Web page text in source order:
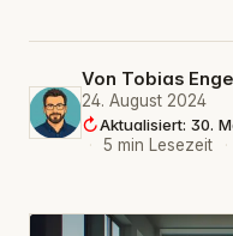
Von Tobias
24. August 2024
Aktualisiert: 30.
·
5 min Lesezeit ·